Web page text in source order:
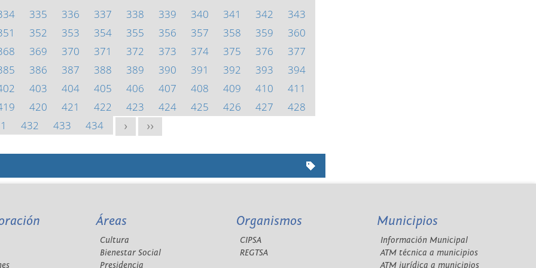
335 336 337 338 339 340 341 342
343
352 353 354 355 356 357 358 359
360
369 370 371 372 373 374 375 376
377
386 387 388 389 390 391 392 393
394
403 404 405 406 407 408 409 410
411
420 421 422 423 424 425 426 427
428
432 433 434 > >>
Áreas
Cultura
Bienestar Social
Presidencia
Organismos
CIPSA
REGTSA
Municipios
Información Municipal
ATM técnica a municipios
ATM jurídica a municipios